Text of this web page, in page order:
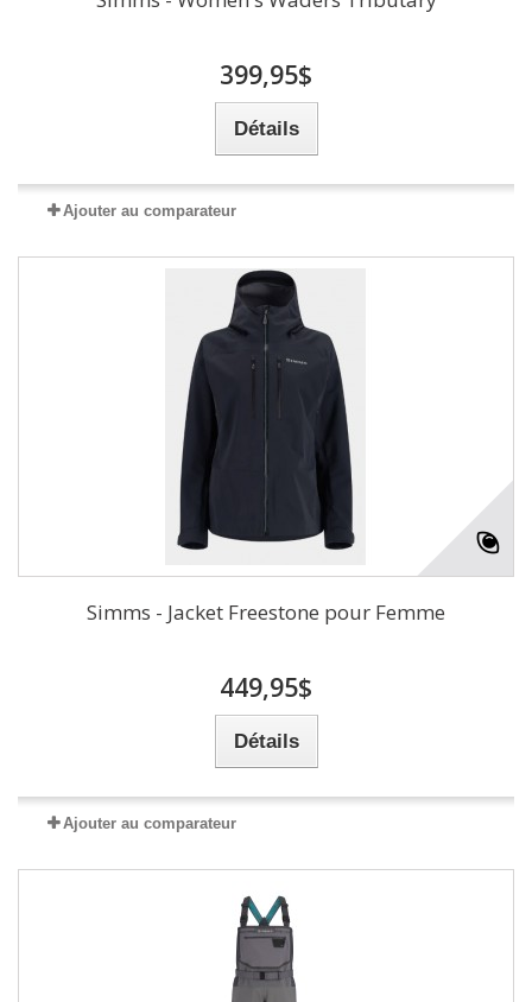
399,95$
Détails
Ajouter au comparateur
Simms - Jacket Freestone pour Femme
449,95$
Détails
Ajouter au comparateur